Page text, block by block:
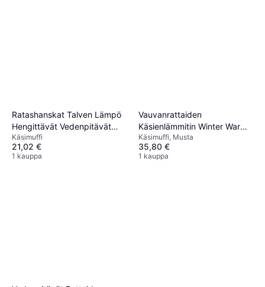
Ratashanskat Talven Lämpö
Hengittävät Vedenpitävät
Lapaset
Käsimuffi
21,02 €
1 kauppa
Vauvanrattaiden
Käsienlämmitin Winter Warm
Grip Fleece
Käsimuffi, Musta
35,80 €
1 kauppa